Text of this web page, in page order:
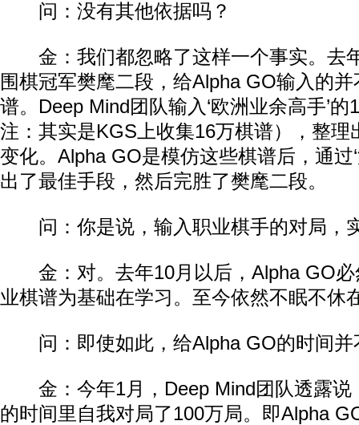
问：没有其他依据吗？
金：我们都忽略了这样一个事实。去
围棋冠军樊麾二段，给Alpha GO输入的
谱。Deep Mind团队输入‘欧洲业余高手’
注：其实是KGS上收集16万棋谱），整理
变化。Alpha GO是模仿这些棋谱后，通过
出了最佳手段，然后完胜了樊麾二段。
问：你是说，输入职业棋手的对局，
金：对。去年10月以后，Alpha GO必
业棋谱为基础在学习。至今依然不眠不休
问：即使如此，给Alpha GO的时间并
金：今年1月，Deep Mind团队透露说
的时间里自我对局了100万局。即Alpha
动物系恋人啊 | 钟欣潼体验爱情哲学 南